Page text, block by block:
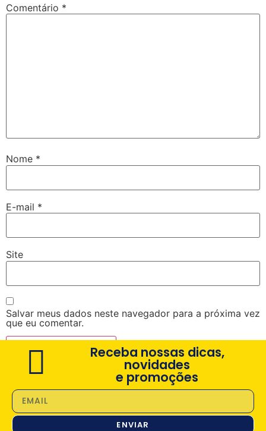
Comentário *
Nome *
E-mail *
Site
Salvar meus dados neste navegador para a próxima vez
que eu comentar.
Receba nossas dicas,
novidades
e promoções
ENVIAR